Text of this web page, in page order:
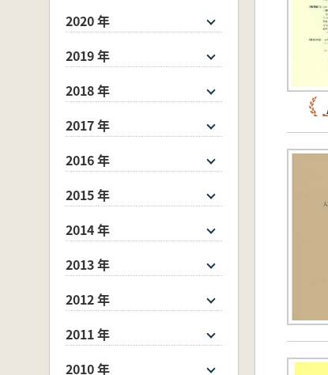
2020 年
2019 年
2018 年
2017 年
2016 年
2015 年
2014 年
2013 年
2012 年
2011 年
2010 年